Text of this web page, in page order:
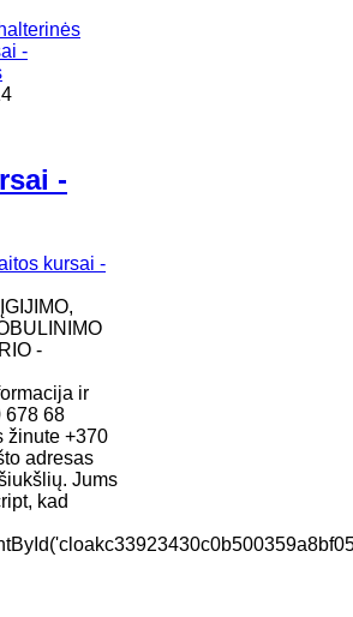
-
-
-
ir
678 68
žinute +370
adresas
Jums
kad